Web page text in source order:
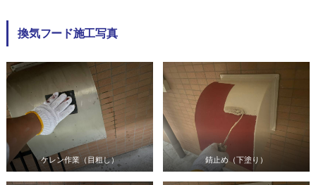
換気フード施工写真
ケレン作業（目粗し） 錆止め（下塗り）